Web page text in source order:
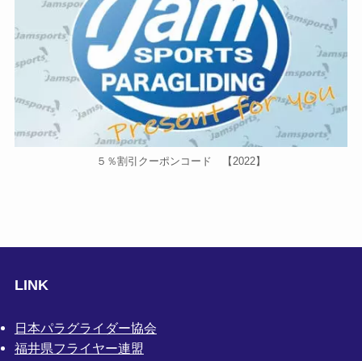
５％割引クーポンコード 【2022】
LINK
日本パラグライダー協会
福井県フライヤー連盟